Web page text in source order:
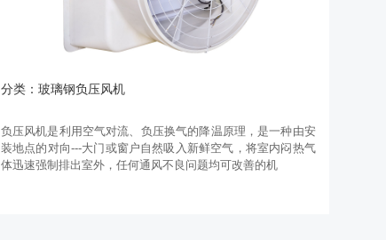
分类：玻璃钢负压风机
负压风机是利用空气对流、负压换气的降温原理，是一种由安
装地点的对向---大门或窗户自然吸入新鲜空气，将室内闷热气
体迅速强制排出室外，任何通风不良问题均可改善的机